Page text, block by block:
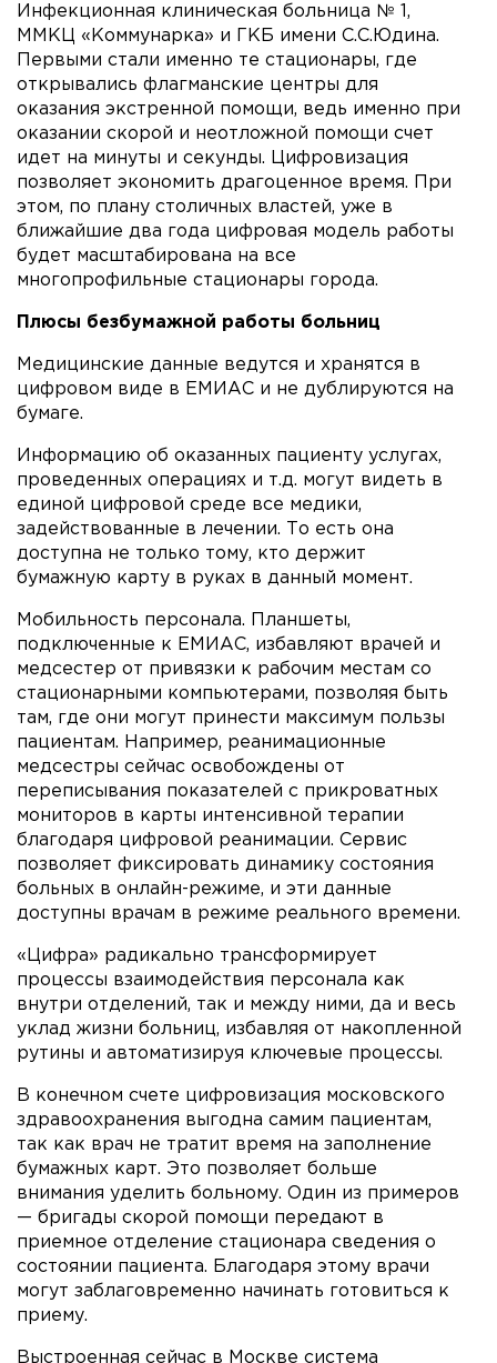
Инфекционная клиническая больница № 1,
ММКЦ «Коммунарка» и ГКБ имени С.С.Юдина.
Первыми стали именно те стационары, где
открывались флагманские центры для
оказания экстренной помощи, ведь именно при
оказании скорой и неотложной помощи счет
идет на минуты и секунды. Цифровизация
позволяет экономить драгоценное время. При
этом, по плану столичных властей, уже в
ближайшие два года цифровая модель работы
будет масштабирована на все
многопрофильные стационары города.
Плюсы безбумажной работы больниц
Медицинские данные ведутся и хранятся в
цифровом виде в ЕМИАС и не дублируются на
бумаге.
Информацию об оказанных пациенту услугах,
проведенных операциях и т.д. могут видеть в
единой цифровой среде все медики,
задействованные в лечении. То есть она
доступна не только тому, кто держит
бумажную карту в руках в данный момент.
Мобильность персонала. Планшеты,
подключенные к ЕМИАС, избавляют врачей и
медсестер от привязки к рабочим местам со
стационарными компьютерами, позволяя быть
там, где они могут принести максимум пользы
пациентам. Например, реанимационные
медсестры сейчас освобождены от
переписывания показателей с прикроватных
мониторов в карты интенсивной терапии
благодаря цифровой реанимации. Сервис
позволяет фиксировать динамику состояния
больных в онлайн-режиме, и эти данные
доступны врачам в режиме реального времени.
«Цифра» радикально трансформирует
процессы взаимодействия персонала как
внутри отделений, так и между ними, да и весь
уклад жизни больниц, избавляя от накопленной
рутины и автоматизируя ключевые процессы.
В конечном счете цифровизация московского
здравоохранения выгодна самим пациентам,
так как врач не тратит время на заполнение
бумажных карт. Это позволяет больше
внимания уделить больному. Один из примеров
— бригады скорой помощи передают в
приемное отделение стационара сведения о
состоянии пациента. Благодаря этому врачи
могут заблаговременно начинать готовиться к
приему.
Выстроенная сейчас в Москве система